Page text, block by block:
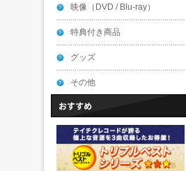
映像（DVD / Blu-ray）
特典付き商品
グッズ
その他